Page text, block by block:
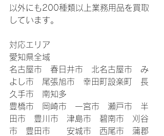
以外にも200種類以上業務用品を買取
しています。
対応エリア
愛知県全域
名古屋市　春日井市　北名古屋市　み
よし市　尾張旭市　幸田町設楽町　長
久手市　南知多
豊橋市　岡崎市　一宮市　瀬戸市　半
田市　豊川市　津島市　碧南市　刈谷
市　豊田市　　安城市　西尾市　蒲郡